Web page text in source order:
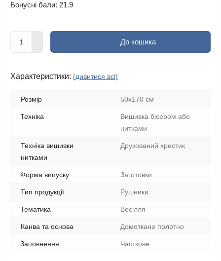
Бонусні бали: 21.9
До кошика
Характеристики: (дивитися всі)
Розмір 50х170 см
Техніка
Вишивка бісером або
нитками
Техніка вишивки
нитками
Друкований хрестик
Форма випуску Заготовки
Тип продукції Рушники
Тематика Весілля
Канва та основа Домоткане полотно
Заповнення Часткове